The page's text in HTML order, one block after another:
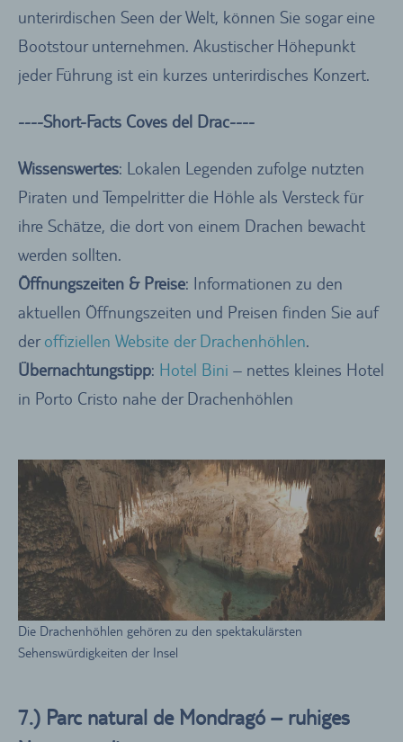
unterirdischen Seen der Welt, können Sie sogar eine
Bootstour unternehmen. Akustischer Höhepunkt
jeder Führung ist ein kurzes unterirdisches Konzert.
----Short-Facts Coves del Drac----
Wissenswertes: Lokalen Legenden zufolge nutzten
Piraten und Tempelritter die Höhle als Versteck für
ihre Schätze, die dort von einem Drachen bewacht
werden sollten.
Öffnungszeiten & Preise: Informationen zu den
aktuellen Öffnungszeiten und Preisen finden Sie auf
deroffiziellen Website der Drachenhöhlen.
Übernachtungstipp: Hotel Bini – nettes kleines Hotel
in Porto Cristo nahe der Drachenhöhlen
Die Drachenhöhlen gehören zu den spektakulärsten
Sehenswürdigkeiten der Insel
7.) Parc natural de Mondragó – ruhiges